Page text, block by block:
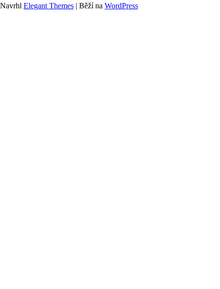
Navrhl Elegant Themes | Běží na WordPress